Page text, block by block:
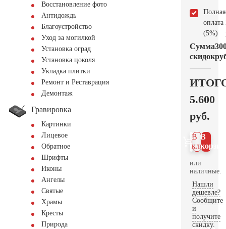
Восстановление фото
Антидождь
Благоустройство
Уход за могилкой
Установка оград
Установка цоколя
Укладка плитки
Ремонт и Реставрация
Демонтаж
Гравировка
Картинки
Лицевое
Обратное
Шрифты
Иконы
Ангелы
Святые
Храмы
Кресты
Природа
Полная
оплата
(5%)
Сумма
скидок
5.600
руб.
В
В 1
клик
или
наличные.
Нашли
дешевле?
Сообщите
и
получите
скидку.